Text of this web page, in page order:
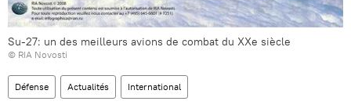
Su-27: un des meilleurs avions de combat du XXe siècle
© RIA Novosti
Défense Actualités International